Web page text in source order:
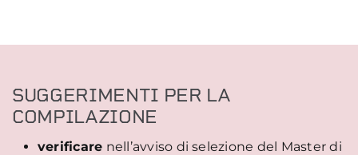
SUGGERIMENTI PER LA
COMPILAZIONE
verificare nell’avviso di selezione del Master di